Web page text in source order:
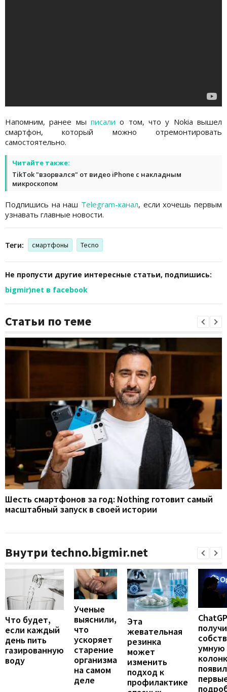
Напомним, ранее мы писали о том, что у Nokia вышел
смартфон, который можно отремонтировать
самостоятельно.
Читайте также:
TikTok "взорвался" от видео iPhone с накладным
микроскопом
Подпишись на наш Telegram-канал, если хочешь первым
узнавать главные новости.
Теги: смартфоны Tecno
Не пропусти другие интересные статьи, подпишись:
bigmir)net в facebook
Статьи по теме
Шесть смартфонов за год: Nothing готовит самый
масштабный запуск в своей истории
Внутри techno.bigmir.net
Что будет,
если каждый
день пить
газированную
воду
Ученые
выяснили,
что
ускоряет
старение
организма
на самом
деле
Эта
жевательная
резинка
может
изменить
подход к
профилактике
умную